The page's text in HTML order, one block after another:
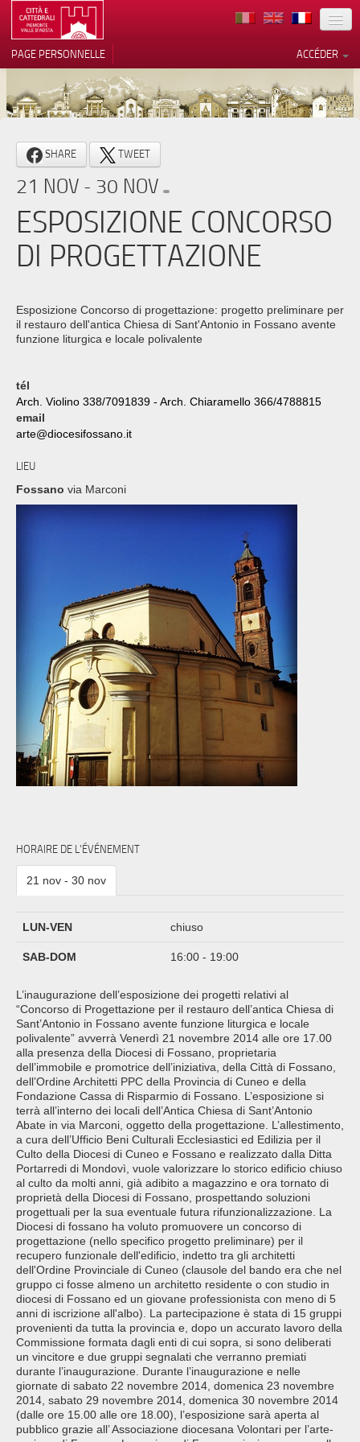
TERRITOIRE
ARCHITECTURE
MUSÉES
ITINÉRAIRES
EVÉNEMENTS
CONTACTS
PRESS
ACCÉDER
PAGE PERSONNELLE
SHARE TWEET
21 NOV - 30 NOV
ESPOSIZIONE CONCORSO
DI PROGETTAZIONE
Esposizione Concorso di progettazione: progetto preliminare per
il restauro dell'antica Chiesa di Sant'Antonio in Fossano avente
funzione liturgica e locale polivalente
tél
Arch. Violino 338/7091839 - Arch. Chiaramello 366/4788815
email
arte@diocesifossano.it
LIEU
Fossano via Marconi
HORAIRE DE L'ÉVÉNEMENT
21 nov - 30 nov
LUN-VEN chiuso
SAB-DOM 16:00 - 19:00
L’inaugurazione dell’esposizione dei progetti relativi al
“Concorso di Progettazione per il restauro dell’antica Chiesa di
Sant’Antonio in Fossano avente funzione liturgica e locale
polivalente” avverrà Venerdì 21 novembre 2014 alle ore 17.00
alla presenza della Diocesi di Fossano, proprietaria
dell’immobile e promotrice dell’iniziativa, della Città di Fossano,
dell’Ordine Architetti PPC della Provincia di Cuneo e della
Fondazione Cassa di Risparmio di Fossano. L’esposizione si
terrà all’interno dei locali dell’Antica Chiesa di Sant’Antonio
Abate in via Marconi, oggetto della progettazione. L’allestimento,
a cura dell’Ufficio Beni Culturali Ecclesiastici ed Edilizia per il
Culto della Diocesi di Cuneo e Fossano e realizzato dalla Ditta
Portarredi di Mondovì, vuole valorizzare lo storico edificio chiuso
al culto da molti anni, già adibito a magazzino e ora tornato di
proprietà della Diocesi di Fossano, prospettando soluzioni
progettuali per la sua eventuale futura rifunzionalizzazione. La
Diocesi di fossano ha voluto promuovere un concorso di
progettazione (nello specifico progetto preliminare) per il
recupero funzionale dell'edificio, indetto tra gli architetti
dell'Ordine Provinciale di Cuneo (clausole del bando era che nel
gruppo ci fosse almeno un architetto residente o con studio in
diocesi di Fossano ed un giovane professionista con meno di 5
anni di iscrizione all'albo). La partecipazione è stata di 15 gruppi
provenienti da tutta la provincia e, dopo un accurato lavoro della
Commissione formata dagli enti di cui sopra, si sono deliberati
un vincitore e due gruppi segnalati che verranno premiati
durante l’inaugurazione. Durante l’inaugurazione e nelle
giornate di sabato 22 novembre 2014, domenica 23 novembre
2014, sabato 29 novembre 2014, domenica 30 novembre 2014
(dalle ore 15.00 alle ore 18.00), l’esposizione sarà aperta al
pubblico grazie all’ Associazione diocesana Volontari per l’arte-
Notification lors de la collecte
Vos choix en matière de
confidentialité